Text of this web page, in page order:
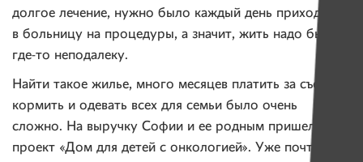
долгое лечение, нужно было каждый день приходить
в больницу на процедуры, а значит, жить надо было
где-то неподалеку.
Найти такое жилье, много месяцев платить за съем,
кормить и одевать всех для семьи было очень
сложно. На выручку Софии и ее родным пришел
проект «Дом для детей с онкологией». Уже почти год